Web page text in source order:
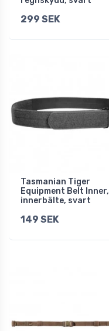
299 SEK
Tasmanian Tiger
Equipment Belt Inner,
innerbälte, svart
149 SEK